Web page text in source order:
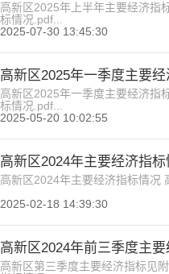
高新区2025年上半年主要经济指
标情况.pdf...
2025-07-30 13:45:30
高新区2025年一季度主要
高新区2025年一季度主要经济指
标情况.pdf...
2025-05-20 10:02:55
高新区2024年主要经济指
高新区2024年主要经济指标情况
2025-02-18 14:39:30
高新区2024年前三季度主
高新区第三季度主要经济指标见